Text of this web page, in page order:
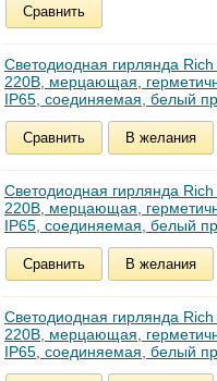
Сравнить
Светодиодная гирлянда
220В, мерцающая,
IP65, соединяемая, белый
Сравнить В желания
Светодиодная гирлянда
220В, мерцающая,
IP65, соединяемая, белый
Сравнить В желания
Светодиодная гирлянда
220В, мерцающая,
IP65, соединяемая, белый